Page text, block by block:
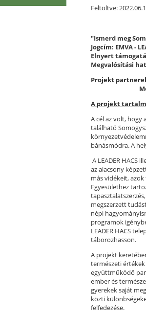
Feltöltve:
"Ismerd meg
Jogcím: EMVA -
Elnyert
Megvalósítási
Projekt
Mócz és
A projekt
A cél az volt,
található
bánásmódra. A
A LEADER HACS
az alacsony
más vidékeit,
Egyesülethez
megszerzett
népi
programok
LEADER HACS
táborozhasson.
A projekt
természeti
együttműködő
ember és
gyerekek saját
közti
felfedezése.